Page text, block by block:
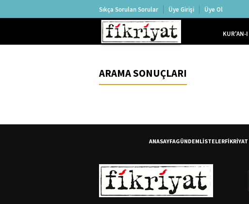
Sıkça Sorulan Sorular Üye Girişi Üye Ol
KUR'AN-
ARAMA SONUÇLARI
ANASAYFAGÜNDEMLİSTELER